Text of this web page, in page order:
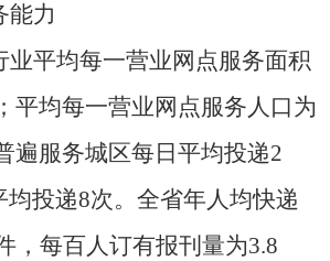
能力
业平均每一营业网点服务面积
平均每一营业网点服务人口为
遍服务城区每日平均投递2
均投递8次。全省年人均快递
，每百人订有报刊量为3.8